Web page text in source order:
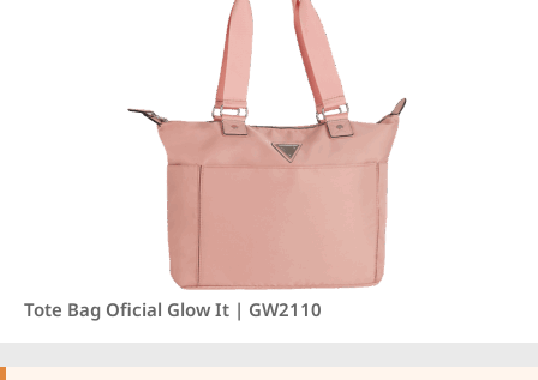
Tote Bag Oficial Glow It | GW2110